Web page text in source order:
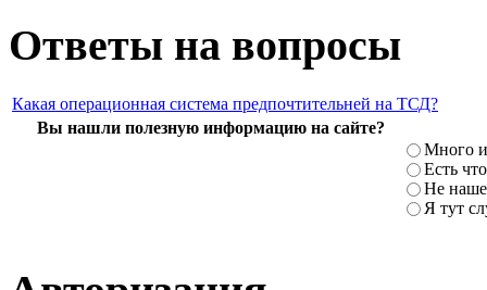
Ответы на вопросы
Какая операционная система предпочтительней на ТСД?
Вы нашли полезную информацию на сайте?
Много
Есть
Не
Я тут